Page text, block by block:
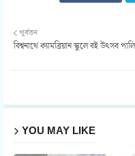
পূর্বতন
বিশ্বনাথে ক্যামব্রিয়ান স্কুলে বই উৎসব
YOU MAY LIKE